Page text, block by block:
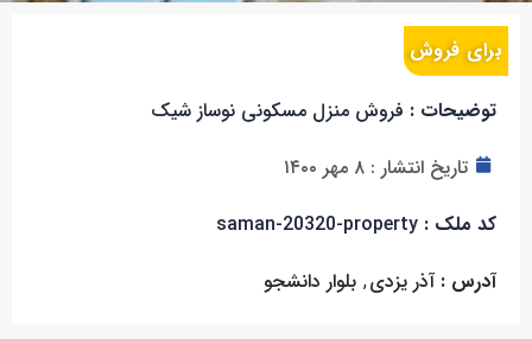
برای فروش
توضیحات : فروش منزل مسکونی نوساز شیک
تاریخ انتشار : ۸ مهر ۱۴۰۰
کد ملک : saman-20320-property
آدرس : آذر یزدی, بلوار دانشجو